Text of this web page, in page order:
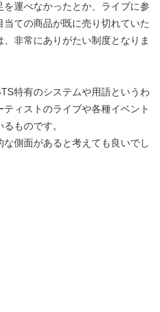
運べなかったとか、ライブに参
ての商品が既に売り切れていた
非常にありがたい制度となりま
特有のシステムや用語というわ
ィストのライブや各種イベント
ものです。
側面があると考えても良いでし